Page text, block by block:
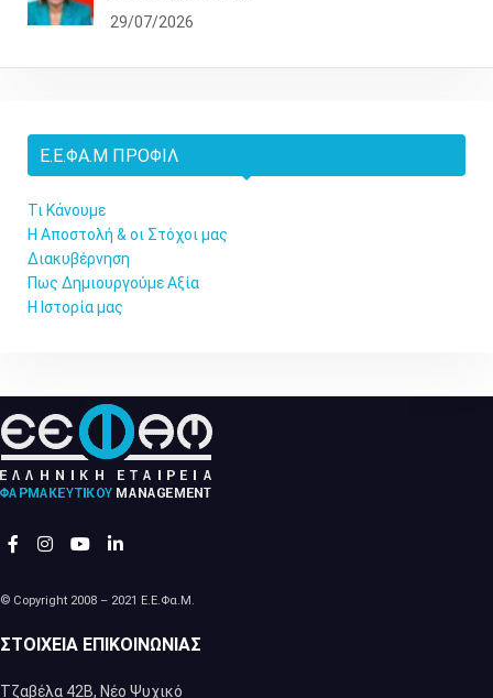
29/07/2026
Ε.Ε.ΦΑ.Μ ΠΡΟΦΊΛ
Τι Κάνουμε
Η Αποστολή & οι Στόχοι μας
Διακυβέρνηση
Πως Δημιουργούμε Αξία
Η Ιστορία μας
© Copyright 2008 – 2021 Ε.Ε.Φα.Μ.
ΣΤΟΙΧΕΊΑ ΕΠΙΚΟΙΝΩΝΊΑΣ
Τζαβέλα 42Β, Νέο Ψυχικό